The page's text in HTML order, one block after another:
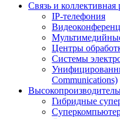
Связь и коллективная
IP-телефония
Центры
Системы
Communications)
Гибридные